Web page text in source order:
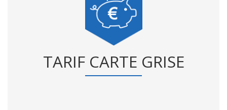
TARIF CARTE GRISE